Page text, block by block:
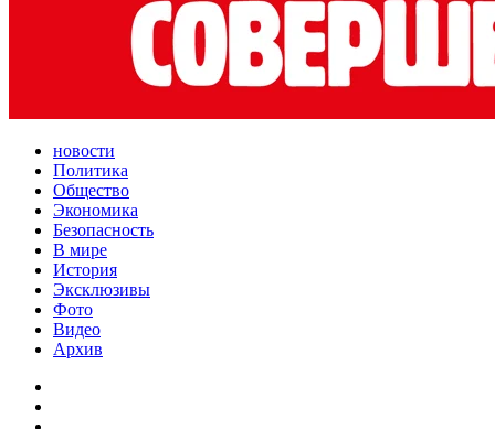
новости
Политика
Общество
Экономика
Безопасность
В мире
История
Эксклюзивы
Фото
Видео
Архив